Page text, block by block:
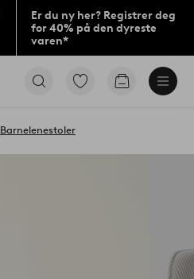
Er du ny her? Registrer deg
for 40% på den dyreste
varen*
Gå
Gå
Barnelenestoler